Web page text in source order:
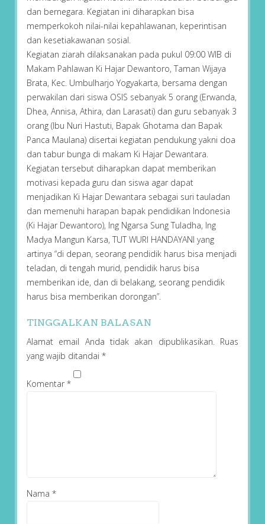
dan bernegara. Kegiatan ini diharapkan bisa
memperkokoh nilai-nilai kepahlawanan, keperintisan
dan kesetiakawanan sosial.
Kegiatan ziarah dilaksanakan pada pukul 09:00 WIB di
Makam Pahlawan Ki Hajar Dewantoro, Taman Wijaya
Brata, Kec. Umbulharjo Yogyakarta, bersama dengan
perwakilan dari siswa OSIS sebanyak 5 orang (Erwanda,
Dhea, Annisa, Athira, dan Larasati) dan guru sebanyak 3
orang (Ibu Nuri Hastuti, Bapak Ghotama dan Bapak
Panca Maulana) disertai kegiatan pendukung yakni doa
dan tabur bunga di makam Ki Hajar Dewantara.
Kegiatan tersebut diharapkan dapat memberikan
motivasi kepada guru dan siswa agar dapat
menjadikan Ki Hajar Dewantara sebagai suri tauladan
dan memenuhi harapan bapak pendidikan Indonesia
(Ki Hajar Dewantoro), Ing Ngarsa Sung Tuladha, Ing
Madya Mangun Karsa, TUT WURI HANDAYANI yang
artinya “di depan, seorang pendidik harus bisa menjadi
teladan, di tengah murid, pendidik harus bisa
memberikan ide, dan di belakang, seorang pendidik
harus bisa memberikan dorongan”.
TINGGALKAN BALASAN
Alamat email Anda tidak akan dipublikasikan. Ruas
yang wajib ditandai *
Komentar *
Nama *